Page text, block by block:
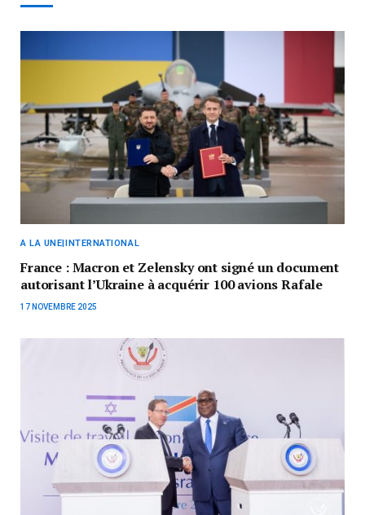
A LA UNE|INTERNATIONAL
France : Macron et Zelensky ont signé un document
autorisant l’Ukraine à acquérir 100 avions Rafale
17 NOVEMBRE 2025